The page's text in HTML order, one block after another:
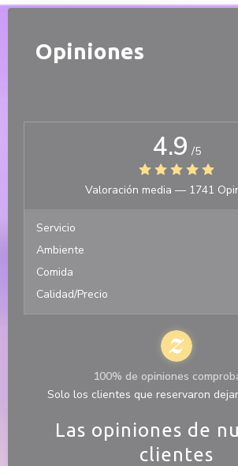
Personalización de sus opciones de
DUETTO
Opiniones
Las opiniones de
clientes
4.9 /5
Valoración media — 1741
Servicio
Ambiente
Comida
Calidad/Precio
100% de opiniones
Solo los clientes que reservaron